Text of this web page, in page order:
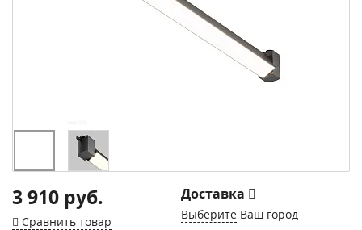
3 910 руб.
Сравнить товар
Доставка
Выберите Ваш город